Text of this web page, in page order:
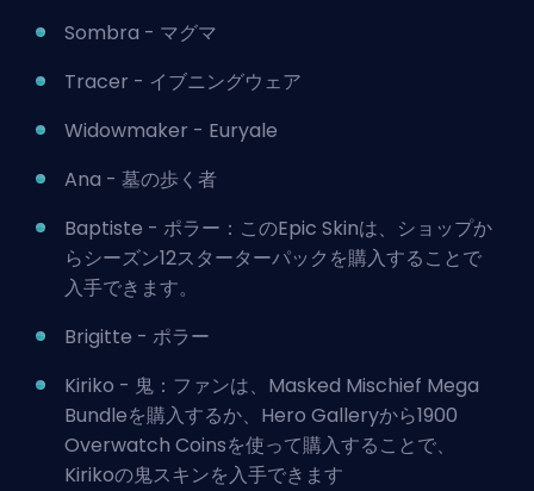
Sombra - マグマ
Tracer - イブニングウェア
Widowmaker - Euryale
Ana - 墓の歩く者
Baptiste - ポラー：このEpic Skinは、ショップか
らシーズン12スターターパックを購入することで
入手できます。
Brigitte - ポラー
Kiriko - 鬼：ファンは、Masked Mischief Mega
Bundleを購入するか、Hero Galleryから1900
Overwatch Coinsを使って購入することで、
Kirikoの鬼スキンを入手できます